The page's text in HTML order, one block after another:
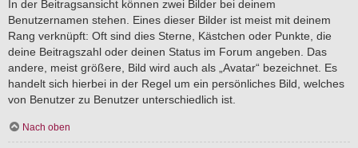
In der Beitragsansicht können zwei Bilder bei deinem
Benutzernamen stehen. Eines dieser Bilder ist meist mit deinem
Rang verknüpft: Oft sind dies Sterne, Kästchen oder Punkte, die
deine Beitragszahl oder deinen Status im Forum angeben. Das
andere, meist größere, Bild wird auch als „Avatar“ bezeichnet. Es
handelt sich hierbei in der Regel um ein persönliches Bild, welches
von Benutzer zu Benutzer unterschiedlich ist.
Nach oben